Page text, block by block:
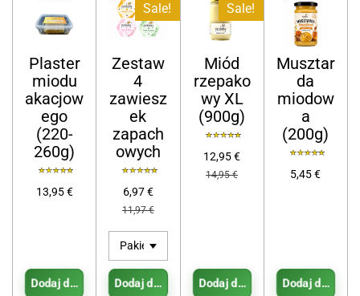
Plaster
miodu
akacjow
ego
(220-
260g)
13,95 €
Dodaj do koszyka
Sale!
Zestaw
4
zawiesz
ek
zapach
owych
6,97 €
11,97 €
Dodaj do koszyka
Sale!
Miód
rzepako
wy XL
(900g)
12,95 €
14,95 €
Dodaj do koszyka
Musztar
da
miodow
a
(200g)
5,45 €
Dodaj do